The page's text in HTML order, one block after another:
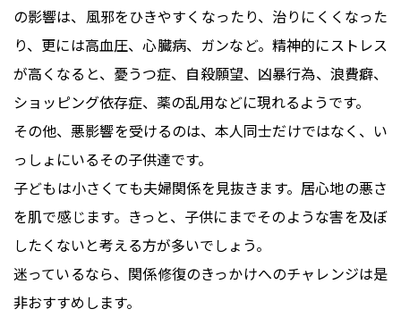
の影響は、風邪をひきやすくなったり、治りにくくなった
り、更には高血圧、心臓病、ガンなど。精神的にストレス
が高くなると、憂うつ症、自殺願望、凶暴行為、浪費癖、
ショッピング依存症、薬の乱用などに現れるようです。
その他、悪影響を受けるのは、本人同士だけではなく、い
っしょにいるその子供達です。
子どもは小さくても夫婦関係を見抜きます。居心地の悪さ
を肌で感じます。きっと、子供にまでそのような害を及ぼ
したくないと考える方が多いでしょう。
迷っているなら、関係修復のきっかけへのチャレンジは是
非おすすめします。